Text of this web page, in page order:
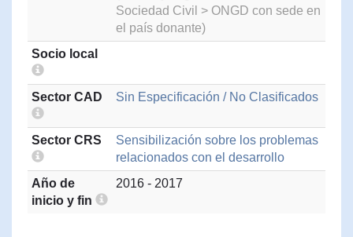
Sociedad Civil > ONGD con sede en
el país donante)
Socio local
Sector CAD Sin Especificación / No Clasificados
Sector CRS
Sensibilización sobre los problemas
relacionados con el desarrollo
Año de
inicio y fin
2016 - 2017